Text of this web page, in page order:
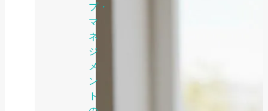
プ・
マ
ネ
ジ
メ
ン
ト